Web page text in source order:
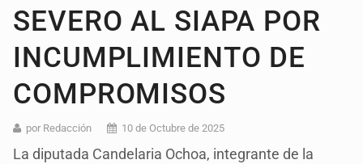
SEVERO AL SIAPA POR
INCUMPLIMIENTO DE
COMPROMISOS
por Redacción 10 de Octubre de 2025
La diputada Candelaria Ochoa, integrante de la